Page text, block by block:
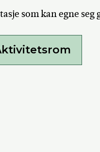
som kan egne seg